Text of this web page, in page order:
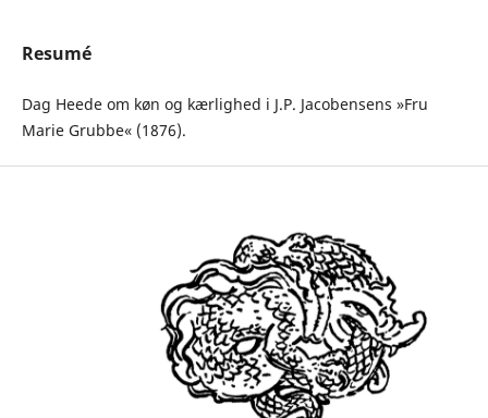
Resumé
Dag Heede om køn og kærlighed i J.P. Jacobensens »Fru
Marie Grubbe« (1876).